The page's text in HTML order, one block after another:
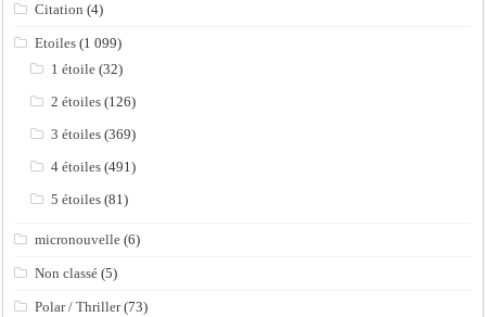
Citation (4)
Etoiles (1 099)
1 étoile (32)
2 étoiles (126)
3 étoiles (369)
4 étoiles (491)
5 étoiles (81)
micronouvelle (6)
Non classé (5)
Polar / Thriller(73)